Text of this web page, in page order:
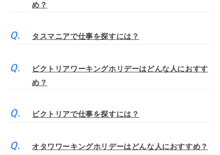
め？
タスマニアで仕事を探すには？
ビクトリアワーキングホリデーはどんな人におすす
め？
ビクトリアで仕事を探すには？
オタワワーキングホリデーはどんな人におすすめ？